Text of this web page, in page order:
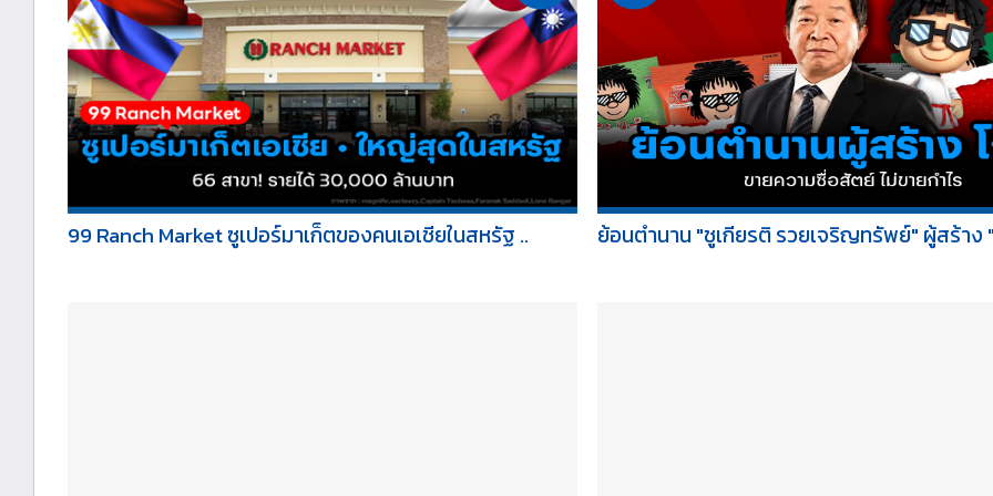
99 Ranch Market ซูเปอร์มาเก็ตของคนเอเชียในสหรัฐ .. ย้อนตำนาน "ชูเกียรติ รวยเจริญทรัพย์" ผู้สร้าง